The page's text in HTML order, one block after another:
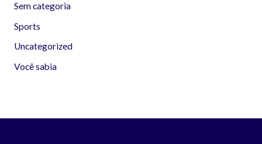
Sem categoria
Sports
Uncategorized
Você sabia